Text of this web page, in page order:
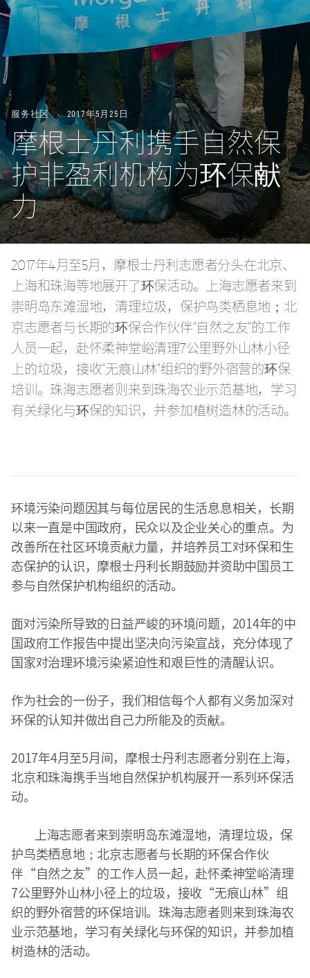
服务社区 2017年5月25日
摩根士丹利携手自然保
护非盈利机构为环保献
力
2017年4月至5月，摩根士丹利志愿者分头在北京、
上海和珠海等地展开了环保活动。上海志愿者来到
崇明岛东滩湿地，清理垃圾，保护鸟类栖息地；北
京志愿者与长期的环保合作伙伴“自然之友”的工作
人员一起，赴怀柔神堂峪清理7公里野外山林小径
上的垃圾，接收“无痕山林”组织的野外宿营的环保
培训。珠海志愿者则来到珠海农业示范基地，学习
有关绿化与环保的知识，并参加植树造林的活动。
环境污染问题因其与每位居民的生活息息相关，长期
以来一直是中国政府，民众以及企业关心的重点。为
改善所在社区环境贡献力量，并培养员工对环保和生
态保护的认识，摩根士丹利长期鼓励并资助中国员工
参与自然保护机构组织的活动。
面对污染所导致的日益严峻的环境问题，2014年的中
国政府工作报告中提出坚决向污染宣战，充分体现了
国家对治理环境污染紧迫性和艰巨性的清醒认识。
作为社会的一份子，我们相信每个人都有义务加深对
环保的认知并做出自己力所能及的贡献。
2017年4月至5月间，摩根士丹利志愿者分别在上海，
北京和珠海携手当地自然保护机构展开一系列环保活
动。
上海志愿者来到崇明岛东滩湿地，清理垃圾，保
护鸟类栖息地；北京志愿者与长期的环保合作伙
伴“自然之友”的工作人员一起，赴怀柔神堂峪清理
7公里野外山林小径上的垃圾，接收“无痕山林”组
织的野外宿营的环保培训。珠海志愿者则来到珠海农
业示范基地，学习有关绿化与环保的知识，并参加植
树造林的活动。